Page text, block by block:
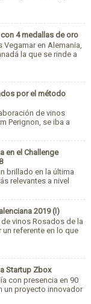
4 medallas de oro
en Alemania,
la que se rinde a
por el método
de vinos
Perignon, se iba a
en el Challenge
brillado en la última
relevantes a nivel
2019 (I)
vinos Rosados de la
referente en lo que
Startup Zbox
con presencia en 90
un proyecto innovador